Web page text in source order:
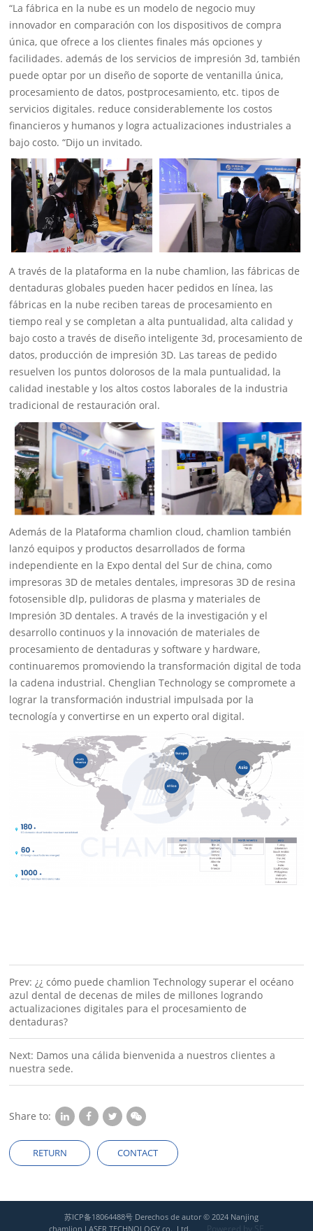
“La fábrica en la nube es un modelo de negocio muy
innovador en comparación con los dispositivos de compra
única, que ofrece a los clientes finales más opciones y
facilidades. además de los servicios de impresión 3d, también
puede optar por un diseño de soporte de ventanilla única,
procesamiento de datos, postprocesamiento, etc. tipos de
servicios digitales. reduce considerablemente los costos
financieros y humanos y logra actualizaciones industriales a
bajo costo. “Dijo un invitado.
A través de la plataforma en la nube chamlion, las fábricas de
dentaduras globales pueden hacer pedidos en línea, las
fábricas en la nube reciben tareas de procesamiento en
tiempo real y se completan a alta puntualidad, alta calidad y
bajo costo a través de diseño inteligente 3d, procesamiento de
datos, producción de impresión 3D. Las tareas de pedido
resuelven los puntos dolorosos de la mala puntualidad, la
calidad inestable y los altos costos laborales de la industria
tradicional de restauración oral.
Además de la Plataforma chamlion cloud, chamlion también
lanzó equipos y productos desarrollados de forma
independiente en la Expo dental del Sur de china, como
impresoras 3D de metales dentales, impresoras 3D de resina
fotosensible dlp, pulidoras de plasma y materiales de
Impresión 3D dentales. A través de la investigación y el
desarrollo continuos y la innovación de materiales de
procesamiento de dentaduras y software y hardware,
continuaremos promoviendo la transformación digital de toda
la cadena industrial. Chenglian Technology se compromete a
lograr la transformación industrial impulsada por la
tecnología y convertirse en un experto oral digital.
Prev: ¿¿ cómo puede chamlion Technology superar el océano
azul dental de decenas de miles de millones logrando
actualizaciones digitales para el procesamiento de
dentaduras?
Next: Damos una cálida bienvenida a nuestros clientes a
nuestra sede.
Share to:
RETURN CONTACT
苏ICP备18064488号 Derechos de autor © 2024 Nanjing
chamlion LASER TECHNOLOGY co., Ltd.
Powered by SE